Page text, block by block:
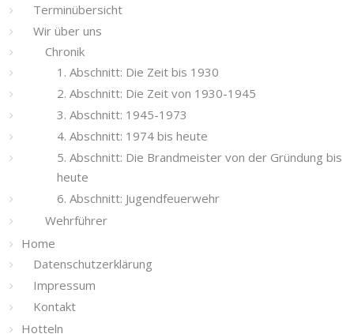
Terminübersicht
Wir über uns
Chronik
1. Abschnitt: Die Zeit bis 1930
2. Abschnitt: Die Zeit von 1930-1945
3. Abschnitt: 1945-1973
4. Abschnitt: 1974 bis heute
5. Abschnitt: Die Brandmeister von der Gründung bis
heute
6. Abschnitt: Jugendfeuerwehr
Wehrführer
Home
Datenschutzerklärung
Impressum
Kontakt
Hotteln